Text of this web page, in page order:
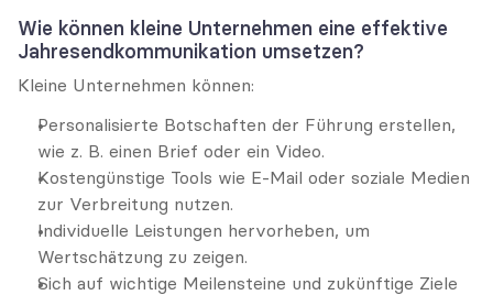
Wie können kleine Unternehmen eine effektive
Jahresendkommunikation umsetzen?
Kleine Unternehmen können:
Personalisierte Botschaften der Führung erstellen,
wie z. B. einen Brief oder ein Video.
Kostengünstige Tools wie E-Mail oder soziale Medien
zur Verbreitung nutzen.
Individuelle Leistungen hervorheben, um
Wertschätzung zu zeigen.
Sich auf wichtige Meilensteine und zukünftige Ziele